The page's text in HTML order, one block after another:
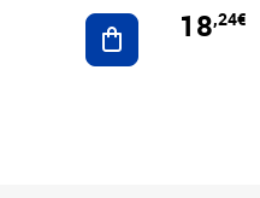
Ajouter au panier
18,24€